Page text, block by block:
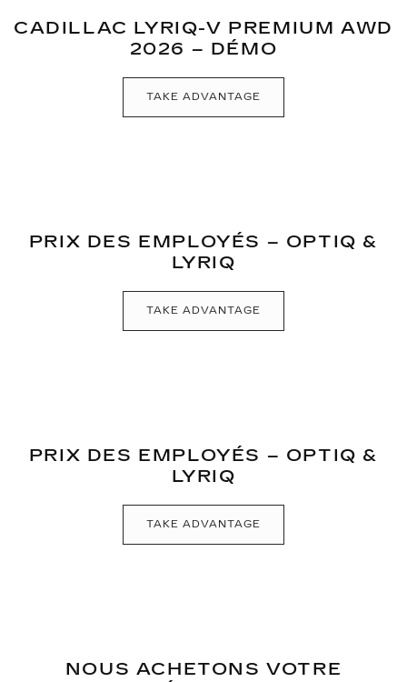
CADILLAC LYRIQ-V PREMIUM AWD
2026 – DÉMO
TAKE ADVANTAGE
PRIX DES EMPLOYÉS – OPTIQ &
LYRIQ
TAKE ADVANTAGE
PRIX DES EMPLOYÉS – OPTIQ &
LYRIQ
TAKE ADVANTAGE
NOUS ACHETONS VOTRE